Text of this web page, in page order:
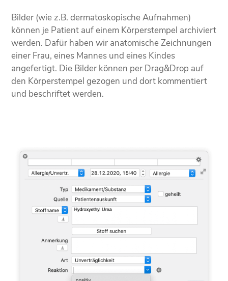
Bilder (wie z.B. dermatoskopische Aufnahmen)
können je Patient auf einem Körperstempel archiviert
werden. Dafür haben wir anatomische Zeichnungen
einer Frau, eines Mannes und eines Kindes
angefertigt. Die Bilder können per Drag&Drop auf
den Körperstempel gezogen und dort kommentiert
und beschriftet werden.